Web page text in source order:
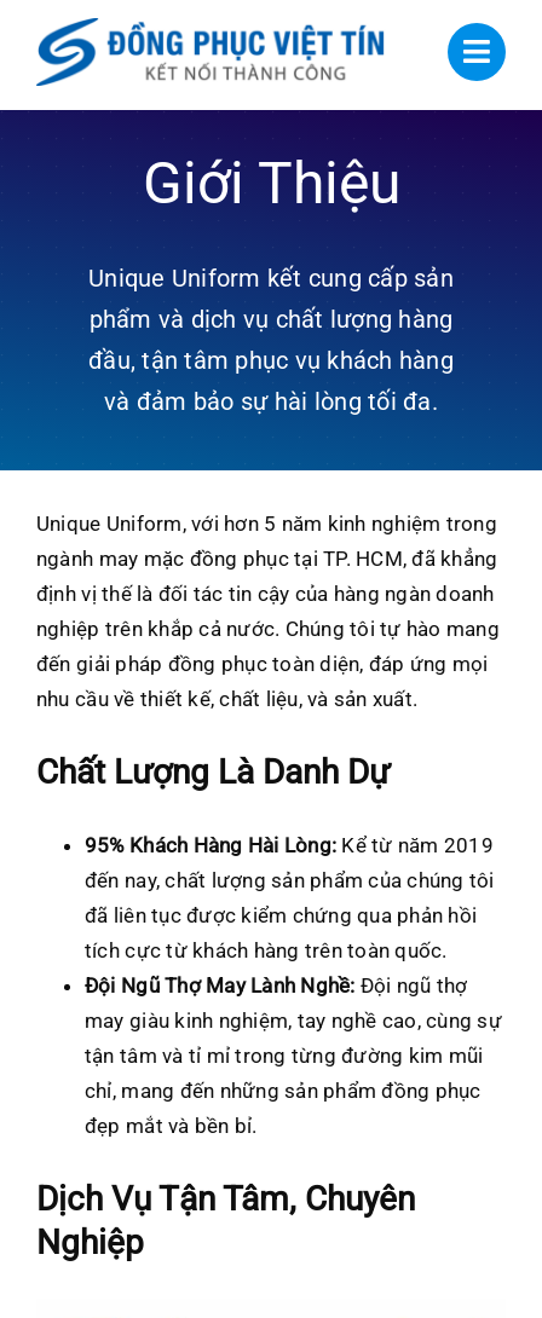
content
Giới Thiệu
Unique Uniform kết cung cấp sản
phẩm và dịch vụ chất lượng hàng
đầu, tận tâm phục vụ khách hàng
và đảm bảo sự hài lòng tối đa.
Unique Uniform, với hơn 5 năm kinh nghiệm trong
ngành may mặc đồng phục tại TP. HCM, đã khẳng
định vị thế là đối tác tin cậy của hàng ngàn doanh
nghiệp trên khắp cả nước. Chúng tôi tự hào mang
đến giải pháp đồng phục toàn diện, đáp ứng mọi
nhu cầu về thiết kế, chất liệu, và sản xuất.
Chất Lượng Là Danh Dự
95% Khách Hàng Hài Lòng: Kể từ năm 2019
đến nay, chất lượng sản phẩm của chúng tôi
đã liên tục được kiểm chứng qua phản hồi
tích cực từ khách hàng trên toàn quốc.
Đội Ngũ Thợ May Lành Nghề: Đội ngũ thợ
may giàu kinh nghiệm, tay nghề cao, cùng sự
tận tâm và tỉ mỉ trong từng đường kim mũi
chỉ, mang đến những sản phẩm đồng phục
đẹp mắt và bền bỉ.
Dịch Vụ Tận Tâm, Chuyên
Nghiệp